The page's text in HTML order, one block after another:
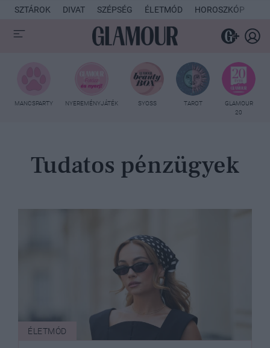
SZTÁROK DIVAT SZÉPSÉG ÉLETMÓD HOROSZKÓP
MANCSPARTY NYEREMÉNYJÁTÉK SYOSS TAROT
GLAMOUR
20
Tudatos pénzügyek
ÉLETMÓD